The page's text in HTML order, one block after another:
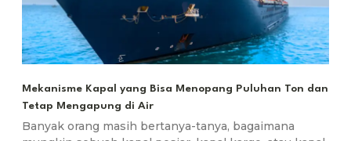
Mekanisme Kapal yang Bisa Menopang Puluhan Ton dan
Tetap Mengapung di Air
Banyak orang masih bertanya-tanya, bagaimana